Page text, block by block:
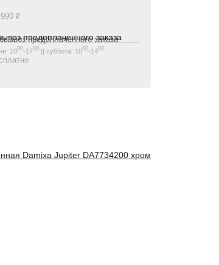
₽
предоплаченного заказа
1000-1700 || суббота: 1000-1400
Damixa Jupiter DA7734200 хром